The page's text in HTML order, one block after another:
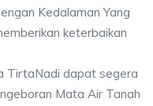
Kedalaman Yang
keterbaikan
TirtaNadi dapat segera
Mata Air Tanah